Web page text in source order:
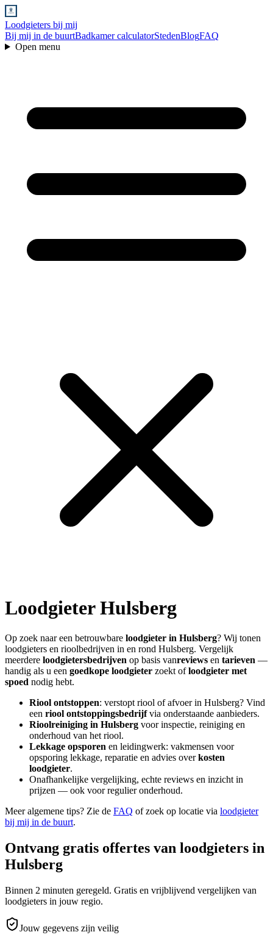
Loodgieters bij mij
Bij mij in de buurtBadkamer calculatorStedenBlogFAQ
Open menu
LoodgieterHulsberg
Op zoek naar een betrouwbare loodgieter in Hulsberg? Wij tonen
loodgieters en rioolbedrijven in en rond Hulsberg. Vergelijk
meerdere loodgietersbedrijven op basis vanreviews en tarieven —
handig als u een goedkope loodgieter zoekt ofloodgieter met
spoed nodig hebt.
Riool ontstoppen: verstopt riool of afvoer in Hulsberg? Vind
een riool ontstoppingsbedrijfvia onderstaande aanbieders.
Rioolreiniging in Hulsberg voor inspectie, reiniging en
onderhoud van het riool.
Lekkage opsporen en leidingwerk: vakmensen voor
opsporing lekkage, reparatie en advies overkosten
loodgieter.
Onafhankelijke vergelijking, echte reviews en inzicht in
prijzen — ook voor regulier onderhoud.
Meer algemene tips? Zie de FAQ of zoek op locatie via loodgieter
bij mij in de buurt.
Ontvang gratis offertes van loodgieters in
Hulsberg
Binnen 2 minuten geregeld. Gratis en vrijblijvend vergelijken van
loodgieters in jouw regio.
Jouw gegevens zijn veilig